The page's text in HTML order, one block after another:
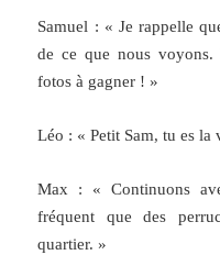
Samuel : « Je rappelle
de ce que nous voyons.
fotos à gagner ! »
Léo : « Petit Sam, tu es la
Max : « Continuons
fréquent que des
quartier. »